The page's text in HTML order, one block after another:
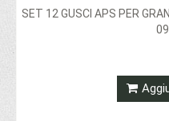
SET 12 GUSCI APS PER